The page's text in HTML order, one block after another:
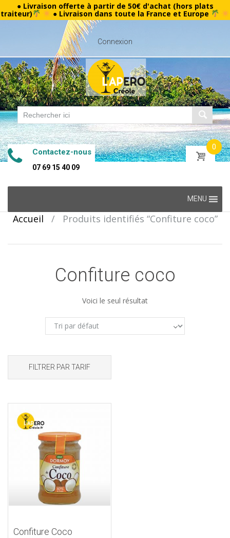
● Livraison offerte à partir de 50€ d'achat (hors plats
traiteur) ● Livraison dans toute la France et Europe
Connexion
Contactez-nous
07 69 15 40 09
0
content
MENU
Accueil / Produits identifiés “Confiture coco”
Confiture coco
Voici le seul résultat
FILTRER PAR TARIF
Confiture Coco